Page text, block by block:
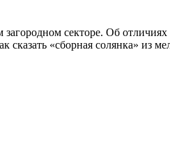
секторе. Об
«сборная солянка» из